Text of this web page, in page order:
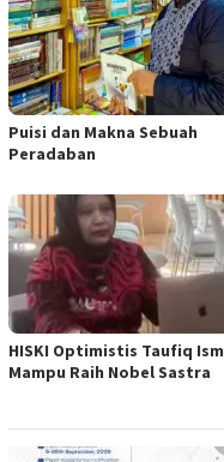
Puisi dan Makna Sebuah
Peradaban
HISKI Optimistis Taufiq
Mampu Raih Nobel Sastra